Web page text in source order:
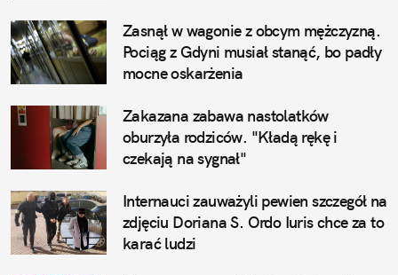
Zasnął w wagonie z obcym mężczyzną.
Pociąg z Gdyni musiał stanąć, bo padły
mocne oskarżenia
Zakazana zabawa nastolatków
oburzyła rodziców. "Kładą rękę i
czekają na sygnał"
Internauci zauważyli pewien szczegół na
zdjęciu Doriana S. Ordo Iuris chce za to
karać ludzi